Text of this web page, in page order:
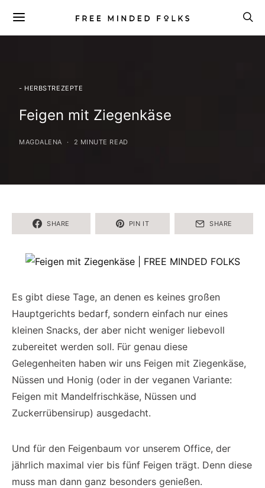
- HERBSTREZEPTE
Feigen mit Ziegenkäse
MAGDALENA 2 MINUTE READ
SHARE PIN IT SHARE
Es gibt diese Tage, an denen es keines großen
Hauptgerichts bedarf, sondern einfach nur eines
kleinen Snacks, der aber nicht weniger liebevoll
zubereitet werden soll. Für genau diese
Gelegenheiten haben wir uns Feigen mit Ziegenkäse,
Nüssen und Honig (oder in der veganen Variante:
Feigen mit Mandelfrischkäse, Nüssen und
Zuckerrübensirup) ausgedacht.
Und für den Feigenbaum vor unserem Office, der
jährlich maximal vier bis fünf Feigen trägt. Denn diese
muss man dann ganz besonders genießen.